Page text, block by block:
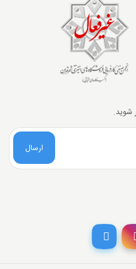
شوید.
ارسال